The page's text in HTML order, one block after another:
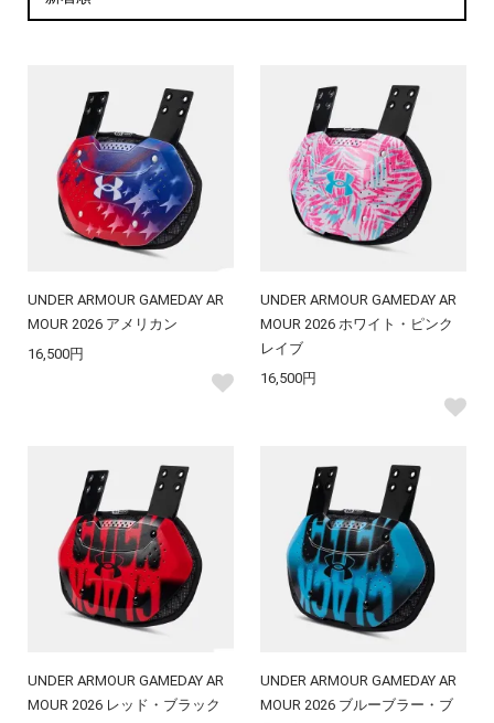
UNDER ARMOUR GAMEDAY AR
MOUR 2026 アメリカン
16,500円
UNDER ARMOUR GAMEDAY AR
MOUR 2026 ホワイト・ピンク
レイブ
16,500円
UNDER ARMOUR GAMEDAY AR
MOUR 2026 レッド・ブラック
UNDER ARMOUR GAMEDAY AR
MOUR 2026 ブルーブラー・ブ